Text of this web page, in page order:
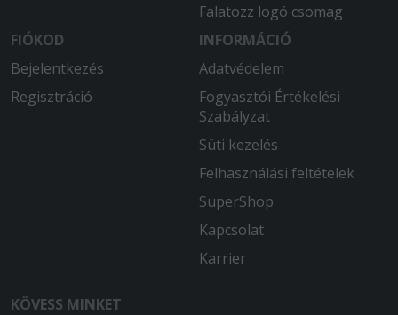
Falatozz logó csomag
FIÓKOD
Bejelentkezés
Regisztráció
INFORMÁCIÓ
Adatvédelem
Fogyasztói Értékelési
Szabályzat
Süti kezelés
Felhasználási feltételek
SuperShop
Kapcsolat
Karrier
KÖVESS MINKET